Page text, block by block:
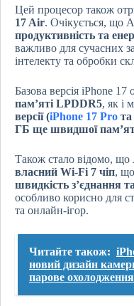
Цей процесор також
17 Air. Очікується, що
продуктивність та
важливо для сучасних
інтелекту та обробки
Базова версія iPhone 17
пам’яті LPDDR5, як і
версії (iPhone 17 Pro
ГБ ще швидшої
Також стало відомо,
власний Wi-Fi 7 чіп,
швидкість з’єднання
особливо корисно для
та онлайн-ігор.
Читайте також:
новий дизайн
парове охолодження